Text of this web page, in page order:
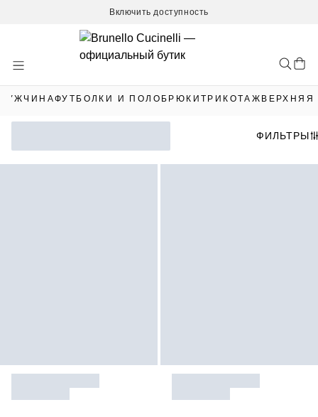
Включить доступность
Content
ФУТБОЛКИ И ПОЛО БРЮКИ ТРИКОТАЖ
ФИЛЬТРЫ